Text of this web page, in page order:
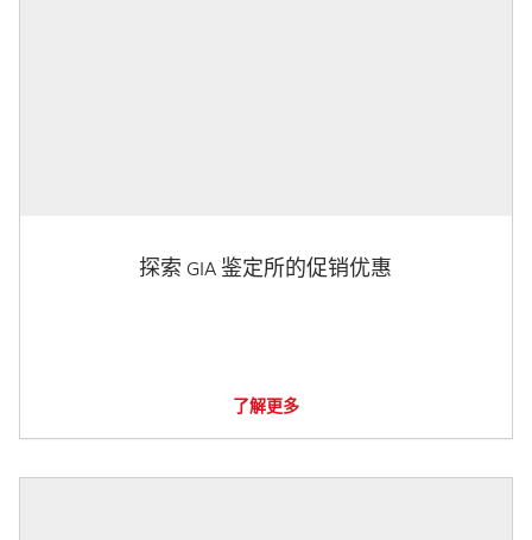
探索 GIA 鉴定所的促销优惠
了解更多